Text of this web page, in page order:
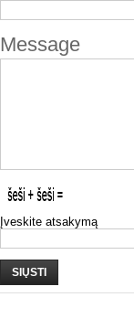
Message
Įveskite atsakymą
SIŲSTI